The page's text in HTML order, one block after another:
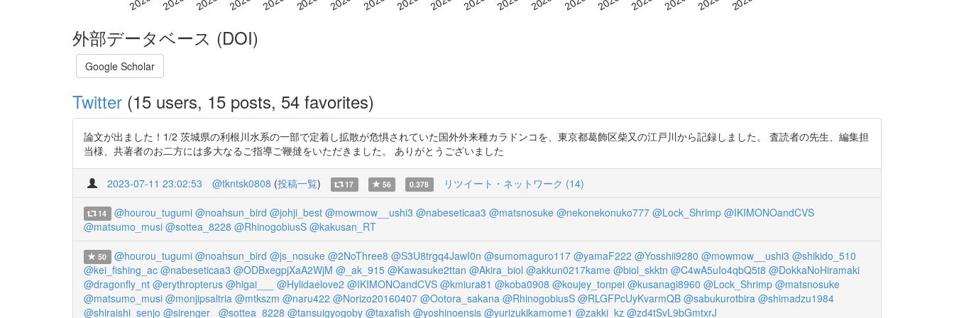
外部データベース (DOI)
Google Scholar
Twitter (15 users, 15 posts, 54 favorites)
論文が出ました！1/2 茨城県の利根川水系の一部で定着し拡散が危惧されていた国外外来種カラドンコを、東京都葛飾区柴又の江戸川から記録しました。 査読者の先生、編集担
当様、共著者のお二方には多大なるご指導ご鞭撻をいただきました。 ありがとうございました
2023-07-11 23:02:53 @tkntsk0808 (投稿一覧) 17 56 0.378 リツイート・ネットワーク (14)
14 @hourou_tugumi @noahsun_bird @johji_best @mowmow__ushi3 @nabeseticaa3 @matsnosuke @nekonekonuko777 @Lock_Shrimp @IKIMONOandCVS
@matsumo_musi @sottea_8228 @RhinogobiusS @kakusan_RT
50 @hourou_tugumi @noahsun_bird @js_nosuke @2NoThree8 @S3U8trgq4JawI0n @sumomaguro117 @yamaF222 @Yosshii9280 @mowmow__ushi3 @shikido_510
@kei_fishing_ac @nabeseticaa3 @ODBxegpjXaA2WjM @_ak_915 @Kawasuke2ttan @Akira_biol @akkun0217kame @biol_skktn @C4wA5uIo4qbQ5t8 @DokkaNoHiramaki
@dragonfly_nt @erythropterus @higai___ @Hylidaelove2 @IKIMONOandCVS @kmiura81 @koba0908 @koujey_tonpei @kusanagi8960 @Lock_Shrimp @matsnosuke
@matsumo_musi @monjipsaltria @mtkszm @naru422 @Norizo20160407 @Ootora_sakana @RhinogobiusS @RLGFPcUyKvarmQB @sabukurotbira @shimadzu1984
@shiraishi_senjo @sirenger_ @sottea_8228 @tansuigyogoby @taxafish @yoshinoensis @yurizukikamome1 @zakki_kz @zd4tSvL9bGmtxrJ